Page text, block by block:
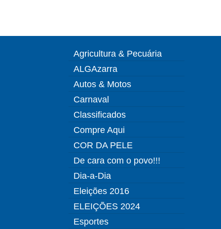
Agricultura & Pecuária
ALGAzarra
Autos & Motos
Carnaval
Classificados
Compre Aqui
COR DA PELE
De cara com o povo!!!
Dia-a-Dia
Eleições 2016
ELEIÇÕES 2024
Esportes